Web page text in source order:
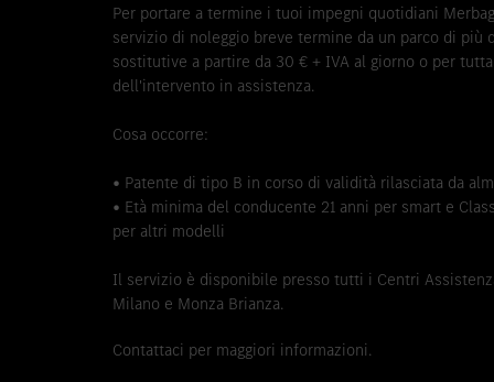
Per portare a termine i tuoi impegni quotidiani
servizio di noleggio breve termine da un parco di più
sostitutive a partire da 30 € + IVA al giorno o per
dell'intervento in assistenza.
Cosa occorre:
• Patente di tipo B in corso di validità rilasciata da
• Età minima del conducente 21 anni per smart e
per altri modelli
Il servizio è disponibile presso tutti i Centri
Milano e Monza Brianza.
Contattaci per maggiori informazioni.